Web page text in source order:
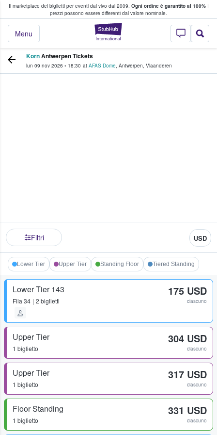
Il marketplace dei biglietti per eventi dal vivo dal 2009. Ogni ordine è garantito al 100%I
prezzi possono essere differenti dal valore nominale.
StubHub - Dove
Menu
fan comprano e vendono biglietti
KornAntwerpen Tickets
lun 09 nov 2026 • 18:30 at AFAS Dome, Antwerpen, Vlaanderen
Filtri USD
Lower Tier Upper Tier Standing Floor Tiered Standing
Lower Tier 143
Fila 34 2 biglietti
175 USD
ciascuno
Upper Tier
1 biglietto
304 USD
ciascuno
Upper Tier
1 biglietto
317 USD
ciascuno
Floor Standing
1 biglietto
331 USD
ciascuno